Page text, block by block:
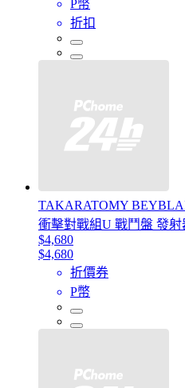
P幣
折扣
TAKARATOMY
衝擊對戰組U 戰鬥盤 發射
$4,680
$4,680
折價券
P幣